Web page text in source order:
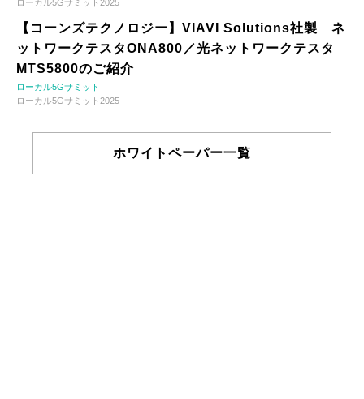
ローカル5Gサミット2025
【コーンズテクノロジー】VIAVI Solutions社製 ネ
ットワークテスタONA800／光ネットワークテスタ
MTS5800のご紹介
ローカル5Gサミット
ローカル5Gサミット2025
ホワイトペーパー一覧